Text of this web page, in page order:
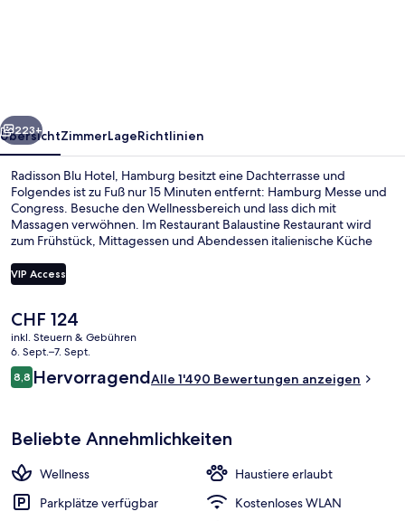
Weiter
223+
ÜbersichtZimmerLageRichtlinien
Radisson Blu Hotel, Hamburg besitzt eine Dachterrasse und
Folgendes ist zu Fuß nur 15 Minuten entfernt: Hamburg Messe und
Congress. Besuche den Wellnessbereich und lass dich mit
Massagen verwöhnen. Im Restaurant Balaustine Restaurant wird
zum Frühstück, Mittagessen und Abendessen italienische Küche
ein Fitnesscenter, einen Fitnessbereich und 2 Bars/Lounges. Andere
Reisende lieben das hilfsbereite Personal. Die Unterkunft ist nur
entfernt: Zur U-Bahn läuft man 2 Minuten (S-Bahnhof Dammtor)
bzw. 5 Minuten (U-Bahnhof Stephansplatz).
VIP Access
Der
aktuelle
Preis
beträgt
CHF 124.
CHF 124
inkl. Steuern & Gebühren
6. Sept.–7. Sept.
Bewertungen
8,88,8 von 10.
HervorragendAlle 1'490 Bewertungen anzeigen
Beliebte Annehmlichkeiten
Wellness
Haustiere erlaubt
Parkplätze verfügbar
Kostenloses WLAN